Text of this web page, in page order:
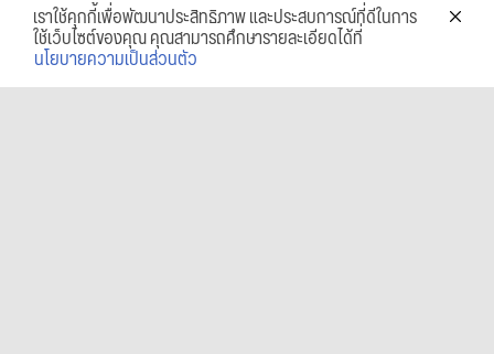
เราใช้คุกกี้เพื่อพัฒนาประสิทธิภาพ และประสบการณ์ที่ดีในการ
ใช้เว็บไซต์ของคุณ คุณสามารถศึกษารายละเอียดได้ที่
นโยบายความเป็นส่วนตัว